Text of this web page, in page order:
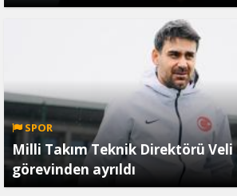
SPOR
Milli Takım Teknik Direktörü
görevinden ayrıldı